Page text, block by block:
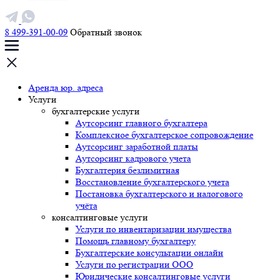
8 499-391-00-09 Обратный звонок
Аренда юр. адреса
Услуги
бухгалтерские услуги
Аутсорсинг главного бухгалтера
Комплексное бухгалтерское сопровождение
Аутсорсинг заработной платы
Аутсорсинг кадрового учета
Бухгалтерия безлимитная
Восстановление бухгалтерского учета
Постановка бухгалтерского и налогового
учёта
консалтинговые услуги
Услуги по инвентаризации имущества
Помощь главному бухгалтеру
Бухгалтерские консультации онлайн
Услуги по регистрации ООО
Юридические консалтинговые услуги